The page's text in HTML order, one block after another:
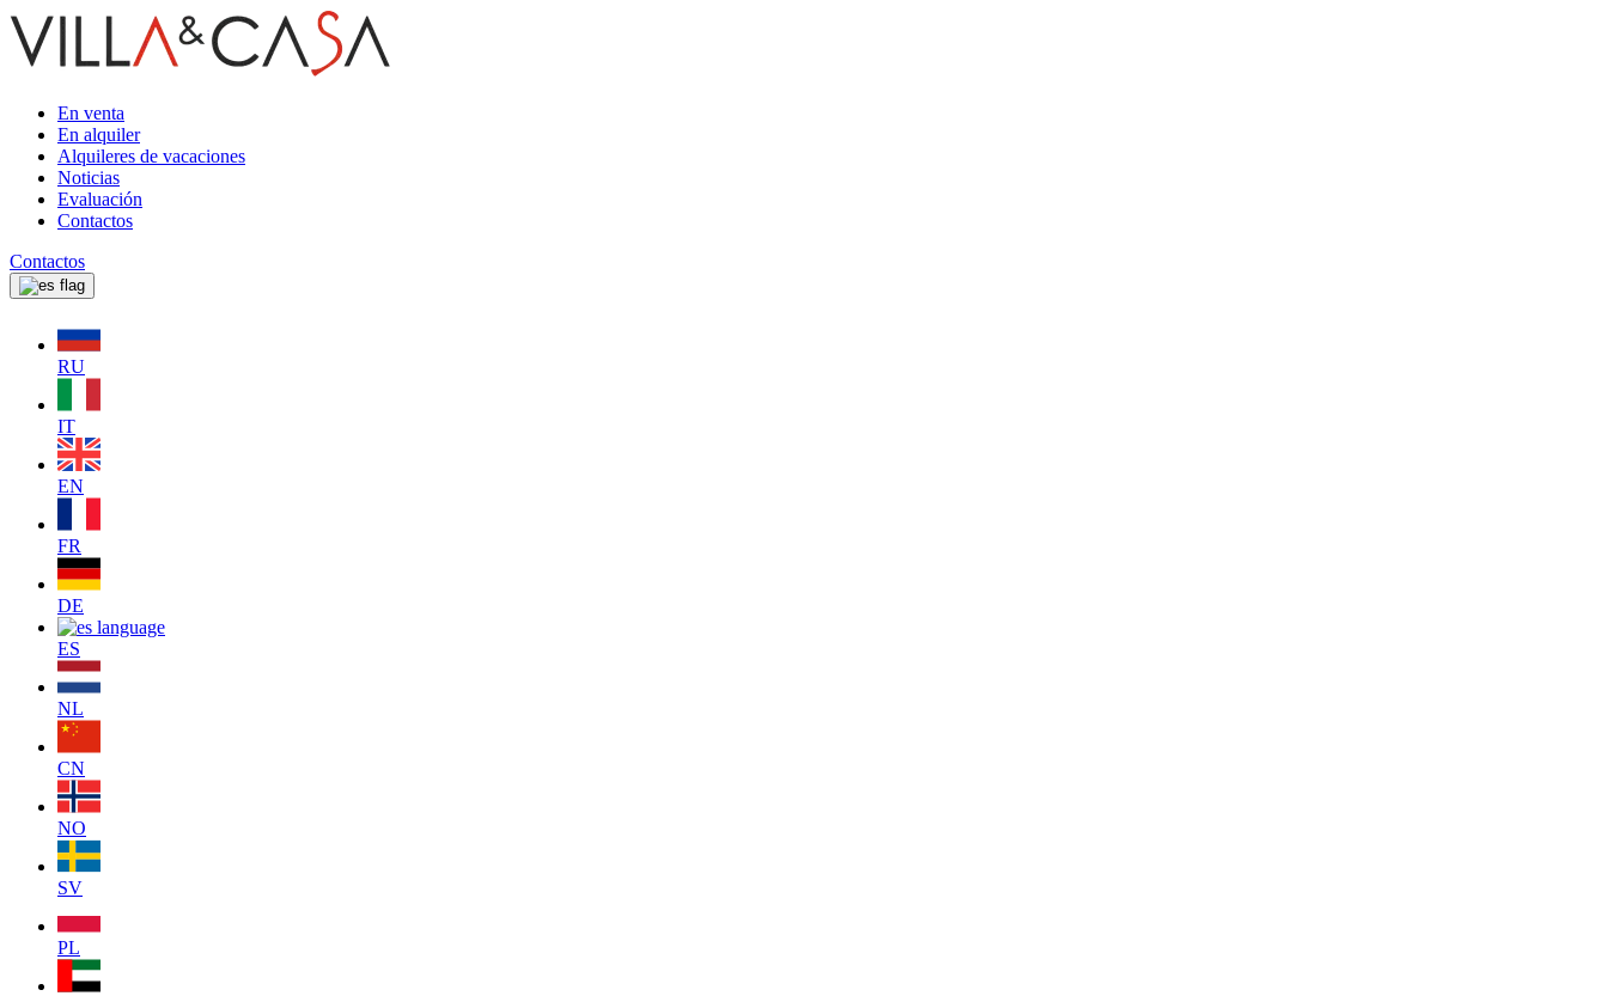
En venta
En alquiler
Alquileres de vacaciones
Noticias
Evaluación
Contactos
Contactos
RU
IT
EN
FR
DE
ES
NL
CN
NO
SV
PL